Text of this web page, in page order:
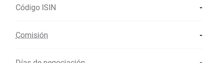
Código ISIN -
Comisión -